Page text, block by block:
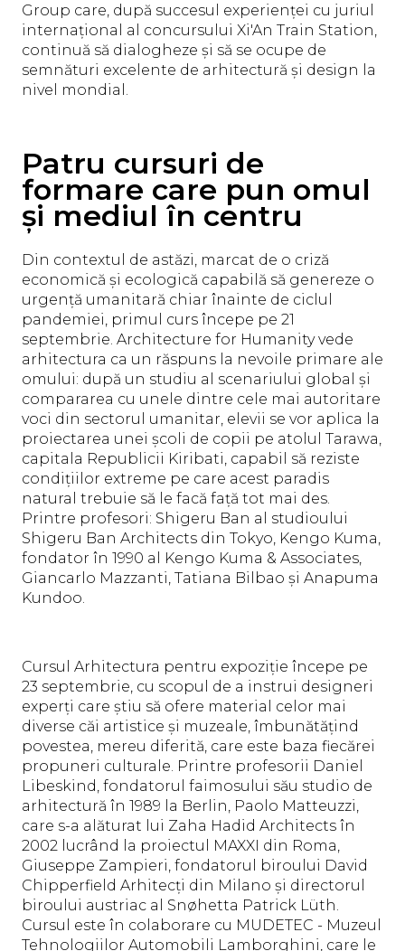
Group care, după succesul experienței cu juriul
internațional al concursului Xi'An Train Station,
continuă să dialogheze și să se ocupe de
semnături excelente de arhitectură și design la
nivel mondial.
Patru cursuri de
formare care pun omul
și mediul în centru
Din contextul de astăzi, marcat de o criză
economică și ecologică capabilă să genereze o
urgență umanitară chiar înainte de ciclul
pandemiei, primul curs începe pe 21
septembrie. Architecture for Humanity vede
arhitectura ca un răspuns la nevoile primare ale
omului: după un studiu al scenariului global și
compararea cu unele dintre cele mai autoritare
voci din sectorul umanitar, elevii se vor aplica la
proiectarea unei școli de copii pe atolul Tarawa,
capitala Republicii Kiribati, capabil să reziste
condițiilor extreme pe care acest paradis
natural trebuie să le facă față tot mai des.
Printre profesori: Shigeru Ban al studioului
Shigeru Ban Architects din Tokyo, Kengo Kuma,
fondator în 1990 al Kengo Kuma & Associates,
Giancarlo Mazzanti, Tatiana Bilbao și Anapuma
Kundoo.
Cursul Arhitectura pentru expoziție începe pe
23 septembrie, cu scopul de a instrui designeri
experți care știu să ofere material celor mai
diverse căi artistice și muzeale, îmbunătățind
povestea, mereu diferită, care este baza fiecărei
propuneri culturale. Printre profesorii Daniel
Libeskind, fondatorul faimosului său studio de
arhitectură în 1989 la Berlin, Paolo Matteuzzi,
care s-a alăturat lui Zaha Hadid Architects în
2002 lucrând la proiectul MAXXI din Roma,
Giuseppe Zampieri, fondatorul biroului David
Chipperfield Arhitecți din Milano și directorul
biroului austriac al Snøhetta Patrick Lüth.
Cursul este în colaborare cu MUDETEC - Muzeul
Tehnologiilor Automobili Lamborghini, care le